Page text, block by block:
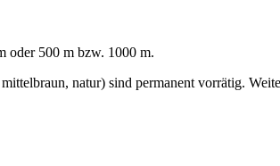
oder 500 m bzw. 1000 m.
natur) sind permanent vorrätig.